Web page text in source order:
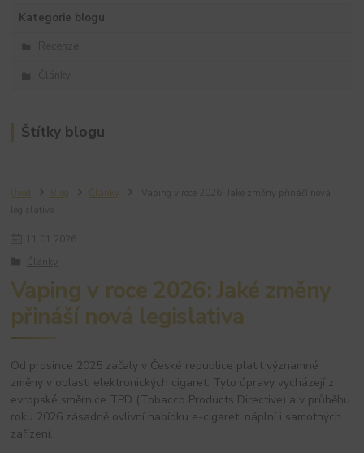
Kategorie blogu
Štítky blogu
Úvod Blog Články
Vaping v roce 2026: Jaké změny
přináší nová legislativa
Od prosince 2025 začaly v České republice platit významné
změny v oblasti elektronických cigaret. Tyto úpravy vycházejí z
evropské směrnice TPD (Tobacco Products Directive) a v průběhu
roku 2026 zásadně ovlivní nabídku e-cigaret, náplní i samotných
zařízení.